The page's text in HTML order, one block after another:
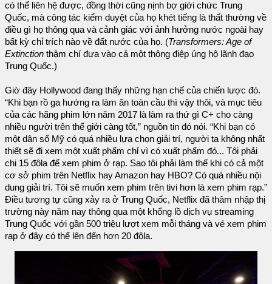
có thể liên hệ được, đồng thời cũng nịnh bợ giới chức Trung
Quốc, mà công tác kiểm duyệt của họ khét tiếng là thất thường về
điều gì họ thông qua và cảnh giác với ảnh hưởng nước ngoài hay
bất kỳ chỉ trích nào về đất nước của họ. (Transformers: Age of
Extinction thậm chí đưa vào cả một thông điệp ủng hộ lãnh đạo
Trung Quốc.)
Giờ đây Hollywood đang thấy những hạn chế của chiến lược đó.
“Khi bạn rồ ga hướng ra làm ăn toàn cầu thì vậy thôi, và mục tiêu
của các hãng phim lớn năm 2017 là làm ra thứ gì C+ cho càng
nhiều người trên thế giới càng tốt,” nguồn tin đó nói. “Khi bạn có
một dân số Mỹ có quá nhiều lựa chọn giải trí, người ta không nhất
thiết sẽ đi xem một xuất phẩm chỉ vì có xuất phẩm đó... Tôi phải
chi 15 đôla để xem phim ở rạp. Sao tôi phải làm thế khi có cả một
cơ sở phim trên Netflix hay Amazon hay HBO? Có quá nhiều nội
dung giải trí. Tôi sẽ muốn xem phim trên tivi hơn là xem phim rạp.”
Điều tương tự cũng xảy ra ở Trung Quốc, Netflix đã thâm nhập thị
trường này năm nay thông qua một khổng lồ dịch vụ streaming
Trung Quốc với gần 500 triệu lượt xem mỗi tháng và vé xem phim
rạp ở đây có thể lên đến hơn 20 đôla.